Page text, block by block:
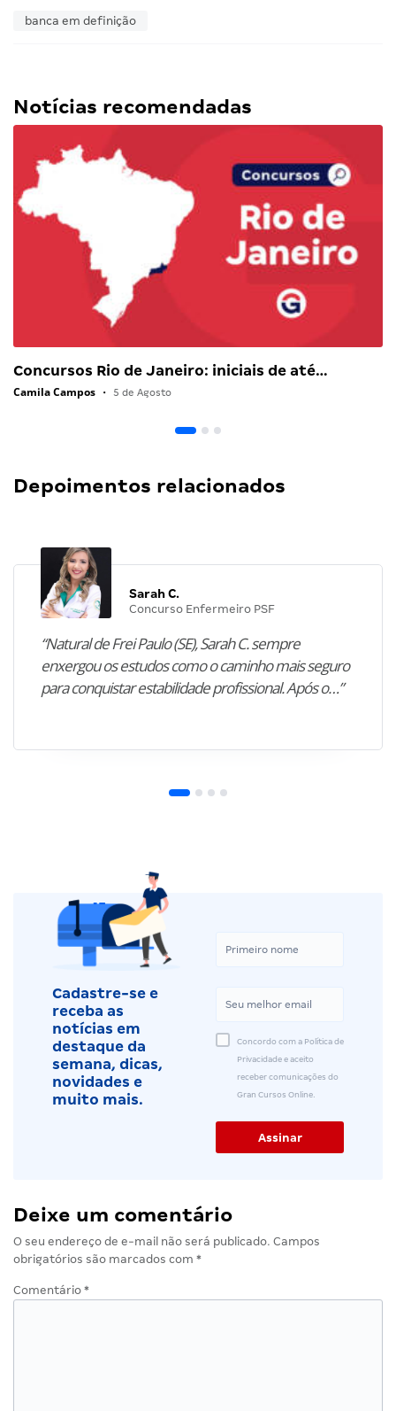
banca em definição
Notícias recomendadas
Concursos Rio de Janeiro: iniciais de até…
Camila Campos • 5 de Agosto
Depoimentos relacionados
Sarah C.
Concurso Enfermeiro PSF
“Natural de Frei Paulo (SE), Sarah C. sempre
enxergou os estudos como o caminho mais seguro
para conquistar estabilidade profissional. Após o…”
Cadastre-se e
receba as
notícias em
destaque da
semana, dicas,
novidades e
muito mais.
Concordo com a Política de
Privacidade e aceito
receber comunicações do
Gran Cursos Online.
Deixe um comentário
O seu endereço de e-mail não será publicado. Campos
obrigatórios são marcados com *
Comentário *